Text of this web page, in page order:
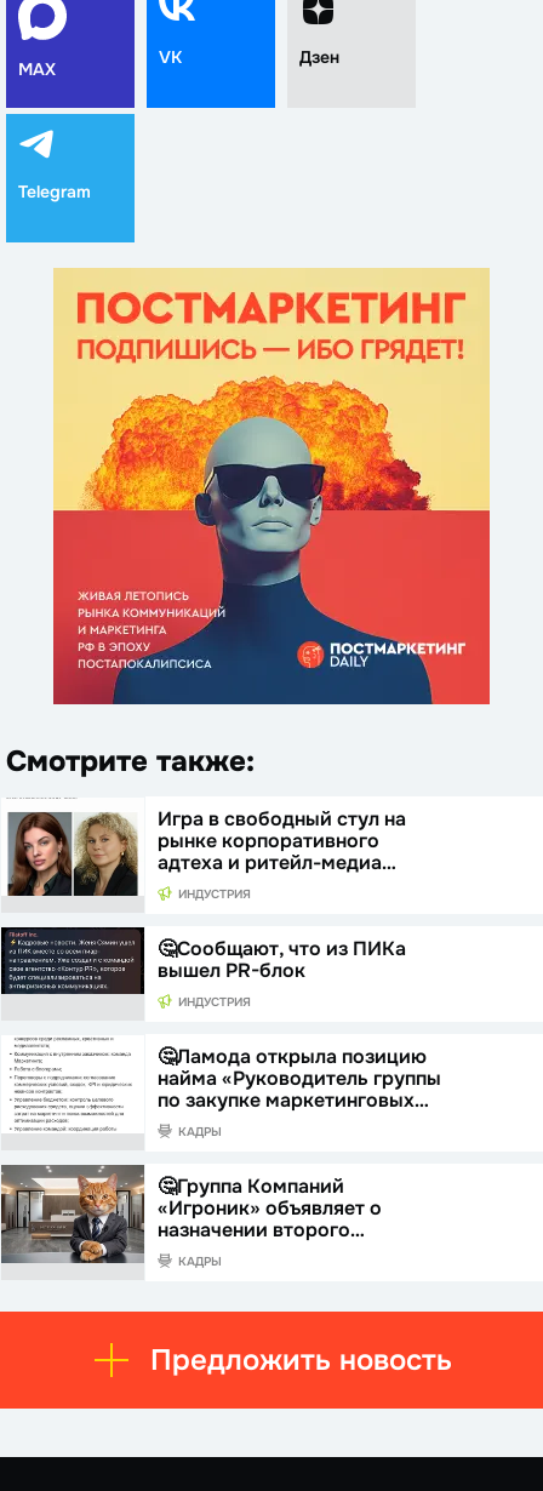
MAX
VK Дзен
Telegram
Смотрите также:
Игра в свободный стул на
рынке корпоративного
адтеха и ритейл-медиа…
ИНДУСТРИЯ
🤔Сообщают, что из ПИКа
вышел PR-блок
ИНДУСТРИЯ
🤔Ламода открыла позицию
найма «Руководитель группы
по закупке маркетинговых…
КАДРЫ
🤔Группа Компаний
«Игроник» объявляет о
назначении второго…
КАДРЫ
Предложить новость